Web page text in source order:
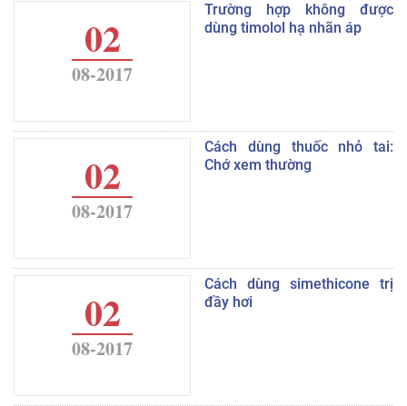
02
08-2017
Trường hợp không được
dùng timolol hạ nhãn áp
02
08-2017
Cách dùng thuốc nhỏ tai:
Chớ xem thường
02
08-2017
Cách dùng simethicone trị
đầy hơi